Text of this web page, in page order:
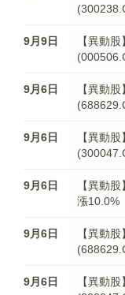
9月9日
【異動
9月6日
【異動
9月6日
【異動
9月6日
【異動
漲10.0%
9月6日
【異動
9月6日
【異動